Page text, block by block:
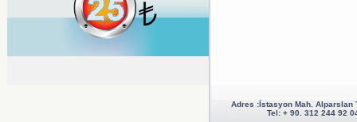
Adres :İstasyon Mah. Alparslan
Tel: + 90. 312 244 92